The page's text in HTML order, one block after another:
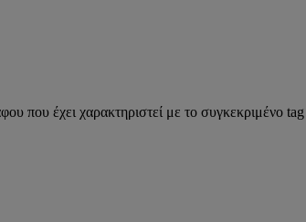
που έχει χαρακτηριστεί με το συγκεκριμένο